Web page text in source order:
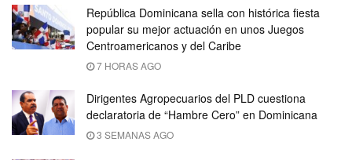
República Dominicana sella con histórica fiesta
popular su mejor actuación en unos Juegos
Centroamericanos y del Caribe
7 HORAS AGO
Dirigentes Agropecuarios del PLD cuestiona
declaratoria de “Hambre Cero” en Dominicana
3 SEMANAS AGO